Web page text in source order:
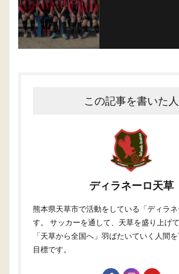
この記事を書いた人
ディラネーロ天草
熊本県天草市で活動をしている「ディラ
す。 サッカーを通して、天草を盛り上げて
「天草から全国へ」羽ばたいていく人間
目標です。